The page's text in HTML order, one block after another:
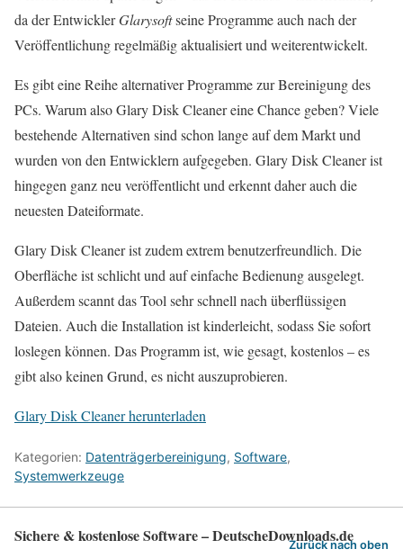
da der EntwicklerGlarysoftseine Programme auch nach der
Veröffentlichung regelmäßig aktualisiert und weiterentwickelt.
Es gibt eine Reihe alternativer Programme zur Bereinigung des
PCs. Warum also Glary Disk Cleaner eine Chance geben? Viele
bestehende Alternativen sind schon lange auf dem Markt und
wurden von den Entwicklern aufgegeben. Glary Disk Cleaner ist
hingegen ganz neu veröffentlicht und erkennt daher auch die
neuesten Dateiformate.
Glary Disk Cleaner ist zudem extrem benutzerfreundlich. Die
Oberfläche ist schlicht und auf einfache Bedienung ausgelegt.
Außerdem scannt das Tool sehr schnell nach überflüssigen
Dateien. Auch die Installation ist kinderleicht, sodass Sie sofort
loslegen können. Das Programm ist, wie gesagt, kostenlos – es
gibt also keinen Grund, es nicht auszuprobieren.
Glary Disk Cleaner herunterladen
Kategorien: Datenträgerbereinigung, Software,
Systemwerkzeuge
Sichere & kostenlose Software – DeutscheDownloads.de
Zurück nach oben